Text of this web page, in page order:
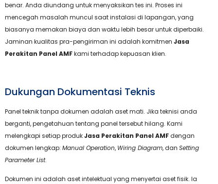
benar. Anda diundang untuk menyaksikan tes ini. Proses ini
mencegah masalah muncul saat instalasi di lapangan, yang
biasanya memakan biaya dan waktu lebih besar untuk diperbaiki.
Jaminan kualitas pra-pengiriman ini adalah komitmen Jasa
Perakitan Panel AMFkami terhadap kepuasan klien.
Dukungan Dokumentasi Teknis
Panel teknik tanpa dokumen adalah aset mati. Jika teknisi anda
berganti, pengetahuan tentang panel tersebut hilang. Kami
melengkapi setiap produkJasa Perakitan Panel AMFdengan
dokumen lengkap: Manual Operation, Wiring Diagram, dan Setting
Parameter List.
Dokumen ini adalah aset intelektual yang menyertai aset fisik. Ia